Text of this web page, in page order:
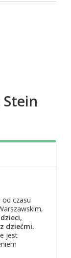
od czasu
dziećmi.
jest